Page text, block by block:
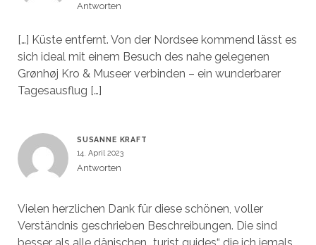
Antworten
[…] Küste entfernt. Von der Nordsee kommend lässt es
sich ideal mit einem Besuch des nahe gelegenen
Grønhøj Kro & Museer verbinden – ein wunderbarer
Tagesausflug […]
SUSANNE KRAFT
14. April 2023
Antworten
Vielen herzlichen Dank für diese schönen, voller
Verständnis geschrieben Beschreibungen. Die sind